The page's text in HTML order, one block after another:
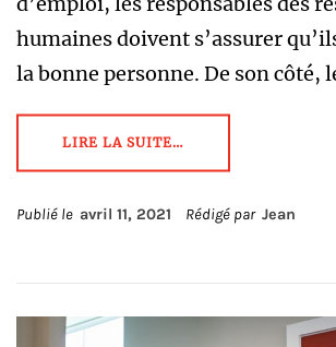
humaines doivent s’assurer
la bonne personne. De son côté,
LIRE LA SUITE…
Publié le avril 11, 2021 Rédigé par Jean